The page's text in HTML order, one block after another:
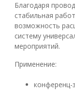
Благодаря
стабильная
возможность
систему
мероприятий.
Применение:
конференц-